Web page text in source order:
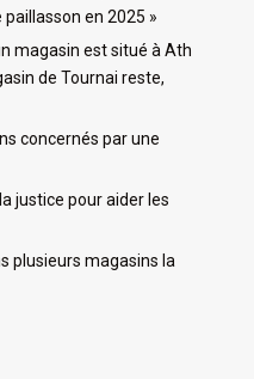
en 2025 »
magasin est situé à Ath
de Tournai reste,
concernés par une
justice pour aider les
plusieurs magasins la